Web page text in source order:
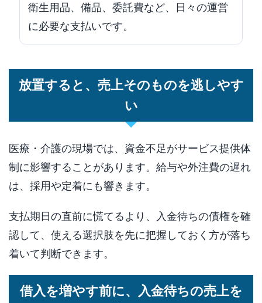
衛生用品、備品、委託費など、日々の運営
に必要な支払いです。
放置すると、売上そのものを逃しやす
い
医療・介護の現場では、資金不足がサービス提供体
制に影響することがあります。給与や外注費の遅れ
は、採用や定着にも響きます。
支払期日の直前に慌てるより、入金待ちの債権を確
認して、使える選択肢を先に把握しておく方が落ち
着いて判断できます。
借入を増やす前に、入金待ちの売上を